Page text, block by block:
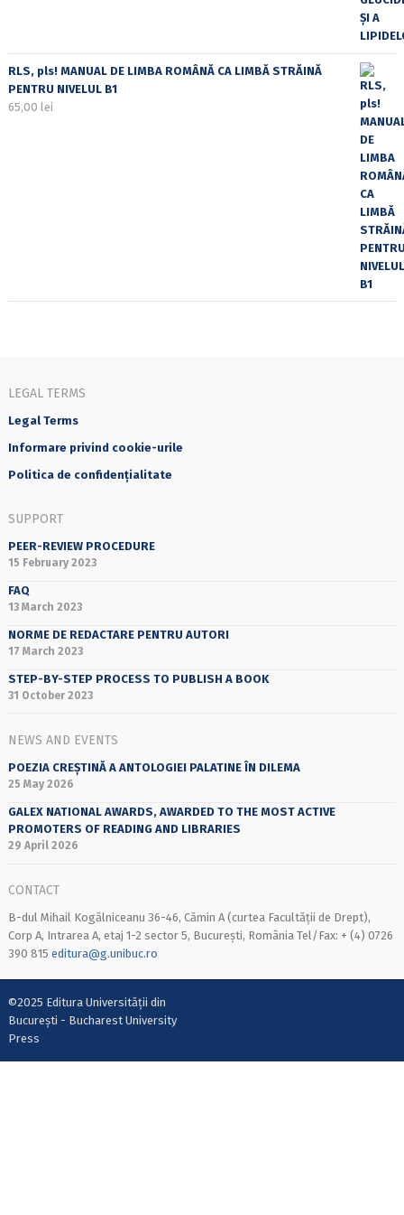
RLS, pls! MANUAL DE LIMBA ROMÂNĂ CA LIMBĂ STRĂINĂ
PENTRU NIVELUL B1
65,00 lei
LEGAL TERMS
Legal Terms
Informare privind cookie-urile
Politica de confidențialitate
SUPPORT
PEER-REVIEW PROCEDURE
15 February 2023
FAQ
13 March 2023
NORME DE REDACTARE PENTRU AUTORI
17 March 2023
STEP-BY-STEP PROCESS TO PUBLISH A BOOK
31 October 2023
NEWS AND EVENTS
POEZIA CREȘTINĂ A ANTOLOGIEI PALATINE ÎN DILEMA
25 May 2026
GALEX NATIONAL AWARDS, AWARDED TO THE MOST ACTIVE
PROMOTERS OF READING AND LIBRARIES
29 April 2026
CONTACT
B-dul Mihail Kogălniceanu 36-46, Cămin A (curtea Facultății de Drept),
Corp A, Intrarea A, etaj 1-2 sector 5, București, România Tel/Fax: + (4) 0726
390 815 editura@g.unibuc.ro
©2025 Editura Universității din
București - Bucharest University
Press